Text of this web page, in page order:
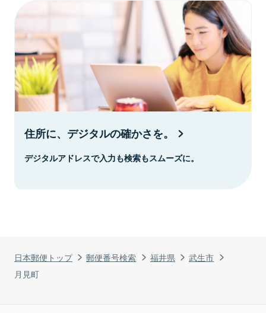
日本郵便トップ 郵便番号検索 福井県
武生市
月見町
住所に、デジタルの確かさを。
デジタルアドレスで入力も検索もスムーズに。